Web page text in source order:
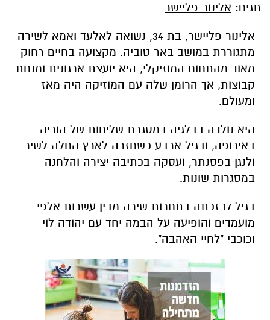
תגים: אלינור פליישר
אלינור פליישר, בת 34, נשואה לאלעד ואמא לשירה
מתגוררת במושב באר טוביה. מקצועה בחיים רחוק
מאוד מהתחום המוזיקלי, היא יועצת ארגונית ומנחת
קבוצות, אך הרומן שלה עם המוזיקה היה מאז
ומעולם.
היא נולדה בבלגיה במסגרת שליחות של הוריה
באירופה, ובגיל ארבע כשחזרה לארץ החלה לשיר
ולנגן בפסנתר, ועסקה בכתיבה יצירה והלחנה
במסגרות שונות.
בגיל 17 זכתה בתחרות שירה מבין עשרות אלפי
מועמדים והופיעה על הבמה יחד עם יהודה לוי
וכוכבי "לחיי האהבה".